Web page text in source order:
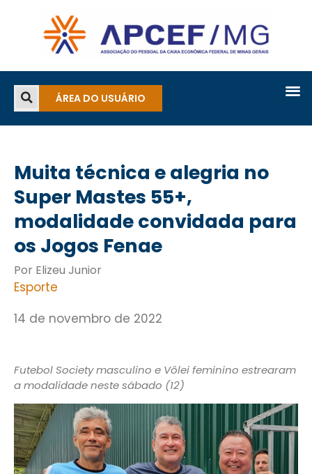
ÁREA DO USUÁRIO
Muita técnica e alegria no
Super Mastes 55+,
modalidade convidada para
os Jogos Fenae
Por Elizeu Junior
Esporte
14 de novembro de 2022
Futebol Society masculino e Vôlei feminino estrearam
a modalidade neste sábado (12)